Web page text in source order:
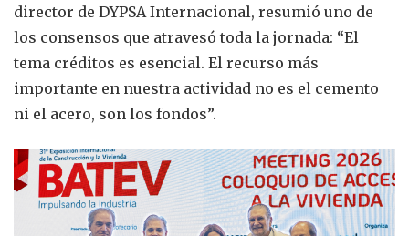
director de DYPSA Internacional, resumió uno de
los consensos que atravesó toda la jornada: “El
tema créditos es esencial. El recurso más
importante en nuestra actividad no es el cemento
ni el acero, son los fondos”.